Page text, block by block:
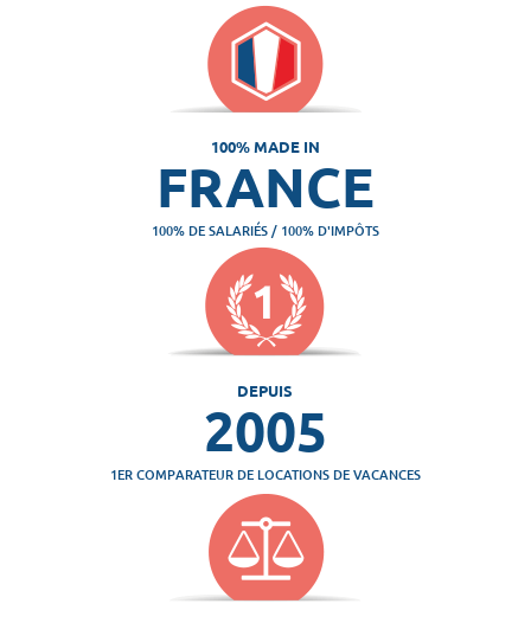
100% MADE IN
FRANCE
100% DE SALARIÉS / 100% D'IMPÔTS
DEPUIS
2005
1ER COMPARATEUR DE LOCATIONS DE VACANCES